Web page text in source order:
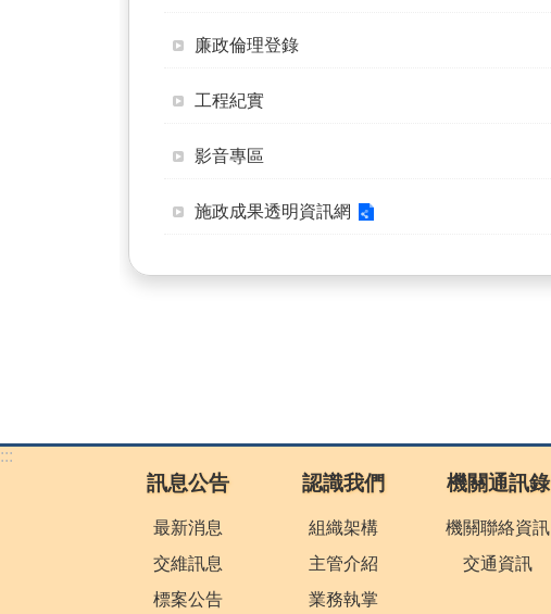
廉政倫理登錄
工程紀實
影音專區
施政成果透明資訊網
:::
訊息公告
最新消息
交維訊息
標案公告
認識我們
組織架構
主管介紹
業務執掌
機關通訊錄
機關聯絡資訊
交通資訊